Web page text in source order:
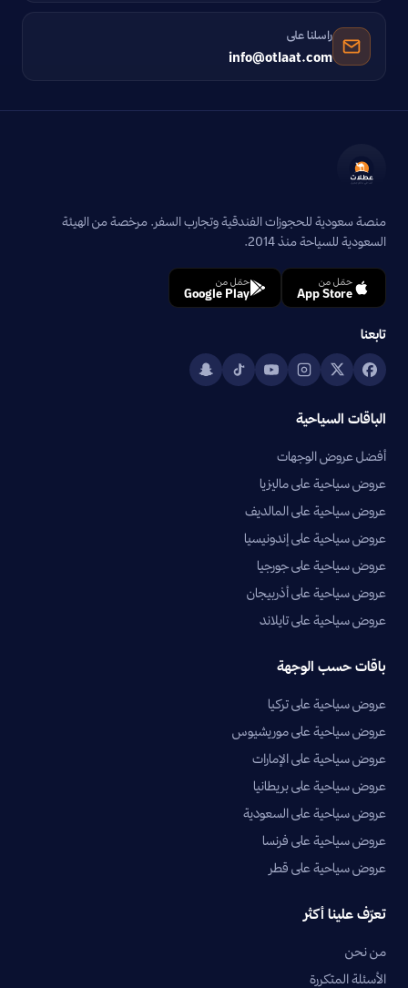
راسلنا على
info@otlaat.com
منصة سعودية للحجوزات الفندقية وتجارب السفر. مرخصة من الهيئة
السعودية للسياحة منذ 2014.
حمّل من
App Store
حمّل من
Google Play
تابعنا
الباقات السياحية
أفضل عروض الوجهات
عروض سياحية على ماليزيا
عروض سياحية على المالديف
عروض سياحية على إندونيسيا
عروض سياحية على جورجيا
عروض سياحية على أذربيجان
عروض سياحية على تايلاند
باقات حسب الوجهة
عروض سياحية على تركيا
عروض سياحية على موريشيوس
عروض سياحية على الإمارات
عروض سياحية على بريطانيا
عروض سياحية على السعودية
عروض سياحية على فرنسا
عروض سياحية على قطر
تعرّف علينا أكثر
من نحن
الأسئلة المتكررة